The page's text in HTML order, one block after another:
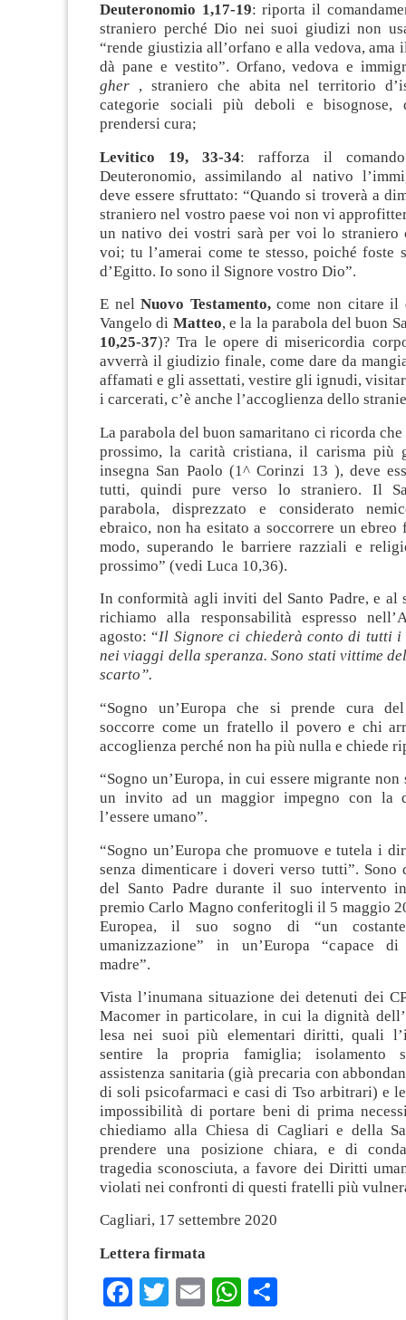
Deuteronomio 1,17-19: riporta il
straniero perché Dio nei suoi giudizi non
“rende giustizia all’orfano e alla vedova, ama
dà pane e vestito”. Orfano, vedova e
gher , straniero che abita nel territorio
categorie sociali più deboli e bisognose,
prendersi cura;
Levitico 19, 33-34: rafforza il
Deuteronomio, assimilando al nativo
deve essere sfruttato: “Quando si troverà a
straniero nel vostro paese voi non vi
un nativo dei vostri sarà per voi lo straniero
voi; tu l’amerai come te stesso, poiché foste
d’Egitto. Io sono il Signore vostro Dio”.
E nelNuovo Testamento,come non citare il
Vangelo di Matteo, e la la parabola del buon
10,25-37)? Tra le opere di misericordia
avverrà il giudizio finale, come dare da
affamati e gli assettati, vestire gli ignudi,
i carcerati, c’è anche l’accoglienza dello
La parabola del buon samaritano ci ricorda
prossimo, la carità cristiana, il carisma più
insegna San Paolo (1^ Corinzi 13 ), deve
tutti, quindi pure verso lo straniero. Il
parabola, disprezzato e considerato
ebraico, non ha esitato a soccorrere un
modo, superando le barriere razziali e
prossimo” (vedi Luca 10,36).
In conformità agli inviti del Santo Padre, e al
richiamo alla responsabilità espresso
agosto: “Il Signore ci chiederà conto di tutti
nei viaggi della speranza. Sono stati vittime
scarto”.
“Sogno un’Europa che si prende cura
soccorre come un fratello il povero e chi
accoglienza perché non ha più nulla e chiede
“Sogno un’Europa, in cui essere migrante
un invito ad un maggior impegno con la
l’essere umano”.
“Sogno un’Europa che promuove e tutela i
senza dimenticare i doveri verso tutti”. Sono
del Santo Padre durante il suo intervento
premio Carlo Magno conferitogli il 5 maggio
Europea, il suo sogno di “un
umanizzazione” in un’Europa “capace di
madre”.
Vista l’inumana situazione dei detenuti dei
Macomer in particolare, in cui la dignità
lesa nei suoi più elementari diritti, quali
sentire la propria famiglia; isolamento
assistenza sanitaria (già precaria con
di soli psicofarmaci e casi di Tso arbitrari) e
impossibilità di portare beni di prima
chiediamo alla Chiesa di Cagliari e della
prendere una posizione chiara, e di
tragedia sconosciuta, a favore dei Diritti
violati nei confronti di questi fratelli più
Cagliari, 17 settembre 2020
Lettera firmata
Facebook
TwitterEmailWhatsApp